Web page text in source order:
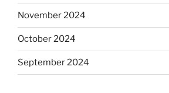
November 2024
October 2024
September 2024